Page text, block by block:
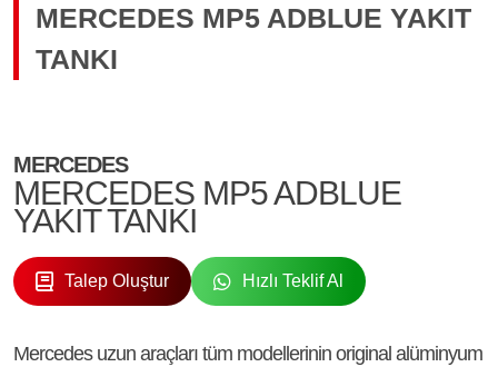
MERCEDES MP5 ADBLUE YAKIT
TANKI
MERCEDES
MERCEDES MP5 ADBLUE
YAKIT TANKI
Talep Oluştur Hızlı Teklif Al
Mercedes uzun araçları tüm modellerinin original alüminyum